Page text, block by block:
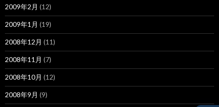
2009年2月 (12)
2009年1月 (19)
2008年12月 (11)
2008年11月 (7)
2008年10月 (12)
2008年9月 (9)